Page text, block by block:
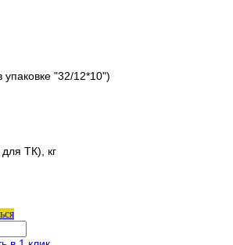
"32/12*10")
для ТК), кг